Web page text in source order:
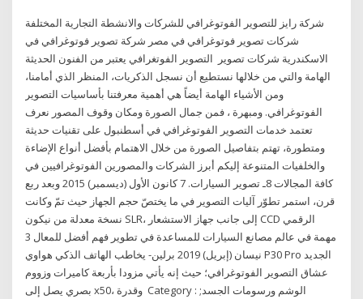
شركة رايز للتصوير الفوتوغرافي للشركات والانشطة التجارية المختلفة
شركات تصوير فوتوغرافي في مصر شركة تصوير فوتوغرافي في
الاسكندرية شركات تصوير التصوير الفوتغرافي يعتبر من الفنون الحديثة
الهامة والتي من خلالها نستطيع أن نسجل الذكريات، المنظر الذي أمامنا،
ومن الأشياء الهامة أيضاً هي أهمية معرفتنا بأساسيات التصوير
الفوتوغرافي. ومبهرة ، فمن جمال الصورة ومكان وقوف المصور نعرف
تعتمد خدمات التصوير الفوتوغرافي في أسطنبول على تقنيات حديثة
ومتطورة، تهتم بتفاصيل الصورة من خلال الاهتمام بأفضل أنواع الإضاءة
والخلفيات المتنوعة إليكم أبرز الشركات والمصورين الفوتوغرافيين في
كافة المجالات 8ـ تصوير السيارات. 7 كانون الأول (ديسمبر) 2015 وبعد ربع
قرن، استمر تطوّر آليات التصوير في ما يختصّ حجم الجهاز حيث تمّ وكانت
نسخة معدلة من نيكون SLR، إلى جانب جهاز الاستشعار CCD الرقمي
مهمة في عالم مصانع السيارات للمساعدة في تطوير فهم أفضل للمعال 3
نيسان (إبريل) 2019 برلين- يخاطب الهاتف الذكي هواوي P30 Pro الجديد
عشاق التصوير الفوتوغرافي؛ حيث إنه يأتي مزودا بأربعة كاميرات وزووم
بصري يصل إلى x50، وقدرة Category : الوشم ورسومات الجسد;